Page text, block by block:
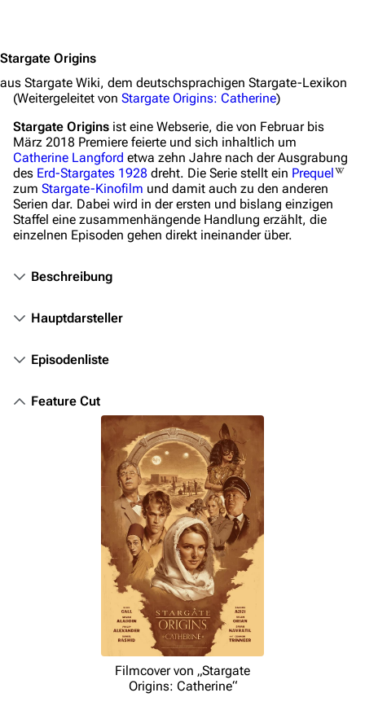
Stargate Origins
aus Stargate Wiki, dem deutschsprachigen Stargate-Lexikon
(Weitergeleitet von Stargate Origins: Catherine)
Stargate Origins ist eine Webserie, die von Februar bis
März 2018 Premiere feierte und sich inhaltlich um
Catherine Langford etwa zehn Jahre nach der Ausgrabung
des Erd-Stargates 1928 dreht. Die Serie stellt ein Prequel
zum Stargate-Kinofilm und damit auch zu den anderen
Serien dar. Dabei wird in der ersten und bislang einzigen
Staffel eine zusammenhängende Handlung erzählt, die
einzelnen Episoden gehen direkt ineinander über.
Beschreibung
Hauptdarsteller
Episodenliste
Feature Cut
Filmcover von „Stargate
Origins: Catherine“